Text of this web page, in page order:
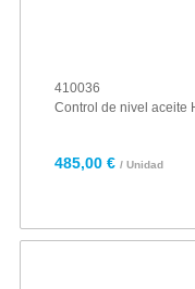
410036
Control de nivel aceite
485,00 € / Unidad